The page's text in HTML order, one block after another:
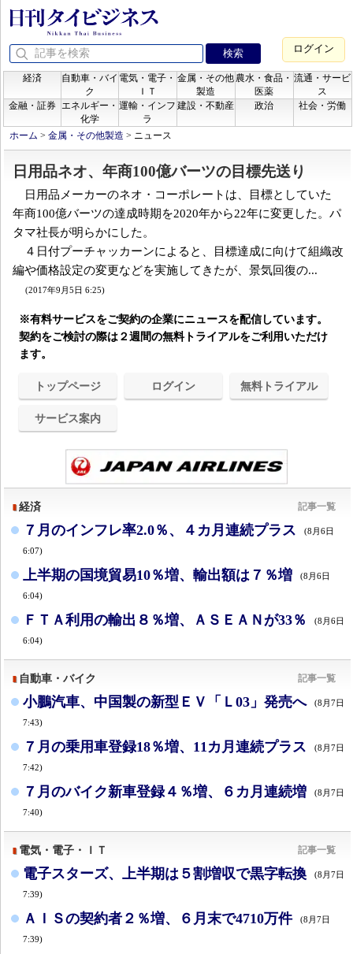
ログイン
経済
自動車・バイ
ク
電気・電子・
ＩＴ
金属・その他
製造
農水・食品・
医薬
流通・サービ
ス
金融・証券
エネルギー・
化学
運輸・インフ
ラ
建設・不動産 政治 社会・労働
ホーム > 金属・その他製造 > ニュース
日用品ネオ、年商100億バーツの目標先送り
日用品メーカーのネオ・コーポレートは、目標としていた
年商100億バーツの達成時期を2020年から22年に変更した。パ
タマ社長が明らかにした。
４日付プーチャッカーンによると、目標達成に向けて組織改
編や価格設定の変更などを実施してきたが、景気回復の...
(2017年9月5日 6:25)
※有料サービスをご契約の企業にニュースを配信しています。
契約をご検討の際は２週間の無料トライアルをご利用いただけ
ます。
トップページ ログイン 無料トライアル
サービス案内
経済 記事一覧
７月のインフレ率2.0％、４カ月連続プラス (8月6日
6:07)
上半期の国境貿易10％増、輸出額は７％増 (8月6日
6:04)
ＦＴＡ利用の輸出８％増、ＡＳＥＡＮが33％ (8月6日
6:04)
自動車・バイク 記事一覧
小鵬汽車、中国製の新型ＥＶ「Ｌ03」発売へ (8月7日
7:43)
７月の乗用車登録18％増、11カ月連続プラス (8月7日
7:42)
７月のバイク新車登録４％増、６カ月連続増 (8月7日
7:40)
電気・電子・ＩＴ 記事一覧
電子スターズ、上半期は５割増収で黒字転換 (8月7日
7:39)
ＡＩＳの契約者２％増、６月末で4710万件 (8月7日
7:39)